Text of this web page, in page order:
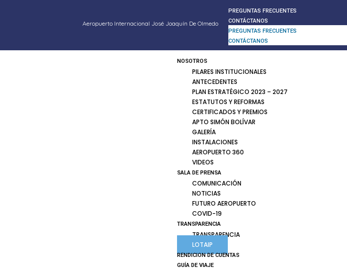
Aeropuerto Internacional José Joaquín De Olmedo
PREGUNTAS FRECUENTES
CONTÁCTANOS
PREGUNTAS FRECUENTES
CONTÁCTANOS
NOSOTROS
PILARES INSTITUCIONALES
ANTECEDENTES
PLAN ESTRATÉGICO 2023 – 2027
ESTATUTOS Y REFORMAS
CERTIFICADOS Y PREMIOS
APTO SIMÓN BOLÍVAR
GALERÍA
INSTALACIONES
AEROPUERTO 360
VIDEOS
SALA DE PRENSA
COMUNICACIÓN
NOTICIAS
FUTURO AEROPUERTO
COVID-19
TRANSPARENCIA
TRANSPARENCIA
LOTAIP
RENDICION DE CUENTAS
GUÍA DE VIAJE